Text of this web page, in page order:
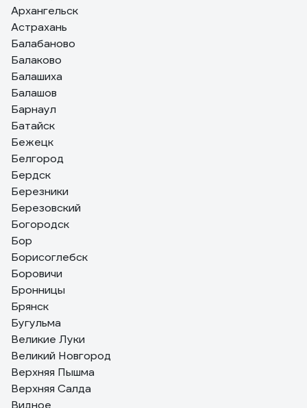
Архангельск
Астрахань
Балабаново
Балаково
Балашиха
Балашов
Барнаул
Батайск
Бежецк
Белгород
Бердск
Березники
Березовский
Богородск
Бор
Борисоглебск
Боровичи
Бронницы
Брянск
Бугульма
Великие Луки
Великий Новгород
Верхняя Пышма
Верхняя Салда
Видное